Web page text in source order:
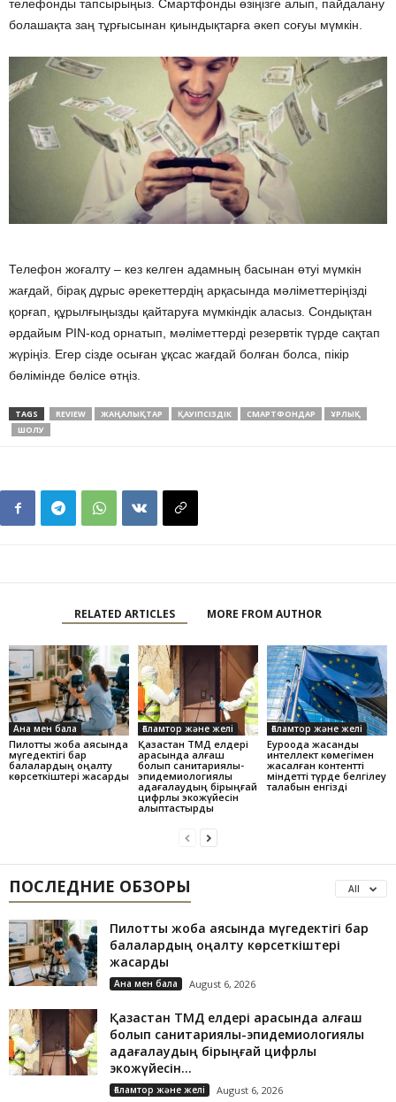
телефонды тапсырыңыз. Смартфонды өзіңізге алып, пайдалану
болашақта заң тұрғысынан қиындықтарға әкеп соғуы мүмкін.
Телефон жоғалту – кез келген адамның басынан өтуі мүмкін
жағдай, бірақ дұрыс әрекеттердің арқасында мәліметтеріңізді
қорғап, құрылғыңызды қайтаруға мүмкіндік аласыз. Сондықтан
әрдайым PIN-код орнатып, мәліметтерді резервтік түрде сақтап
жүріңіз. Егер сізде осыған ұқсас жағдай болған болса, пікір
бөлімінде бөлісе өтңіз.
TAGS REVIEW ЖАҢАЛЫҚТАР ҚАУІПСІЗДІК СМАРТФОНДАР
ҰРЛЫҚ
ШОЛУ
RELATED ARTICLES MORE FROM AUTHOR
Ана мен бала
Пилоттық жоба аясында
мүгедектігі бар
балалардың оңалту
көрсеткіштері жақсарды
Ғаламтор және желі
Қазақстан ТМД елдері
арасында алғаш
болып санитариялық-
эпидемиологиялық
қадағалаудың бірыңғай
цифрлық экожүйесін
қалыптастырды
Ғаламтор және желі
Еуроодақ жасанды
интеллект көмегімен
жасалған контентті
міндетті түрде белгілеу
талабын енгізді
ПОСЛЕДНИЕ ОБЗОРЫ All
Пилоттық жоба аясында мүгедектігі бар
балалардың оңалту көрсеткіштері
жақсарды
Ана мен бала August 6, 2026
Қазақстан ТМД елдері арасында алғаш
болып санитариялық-эпидемиологиялық
қадағалаудың бірыңғай цифрлық
экожүйесін...
Ғаламтор және желі August 6, 2026